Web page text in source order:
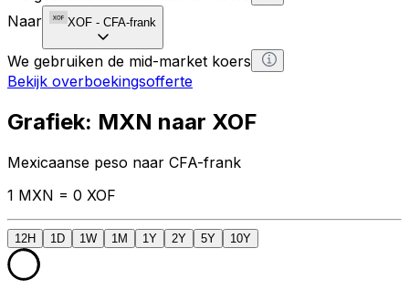
Naar
XOF - CFA-frank
We gebruiken de mid-market koers
Bekijk overboekingsofferte
Grafiek: MXN naar XOF
Mexicaanse peso naar CFA-frank
1 MXN = 0 XOF
12H 1D 1W 1M 1Y 2Y 5Y 10Y